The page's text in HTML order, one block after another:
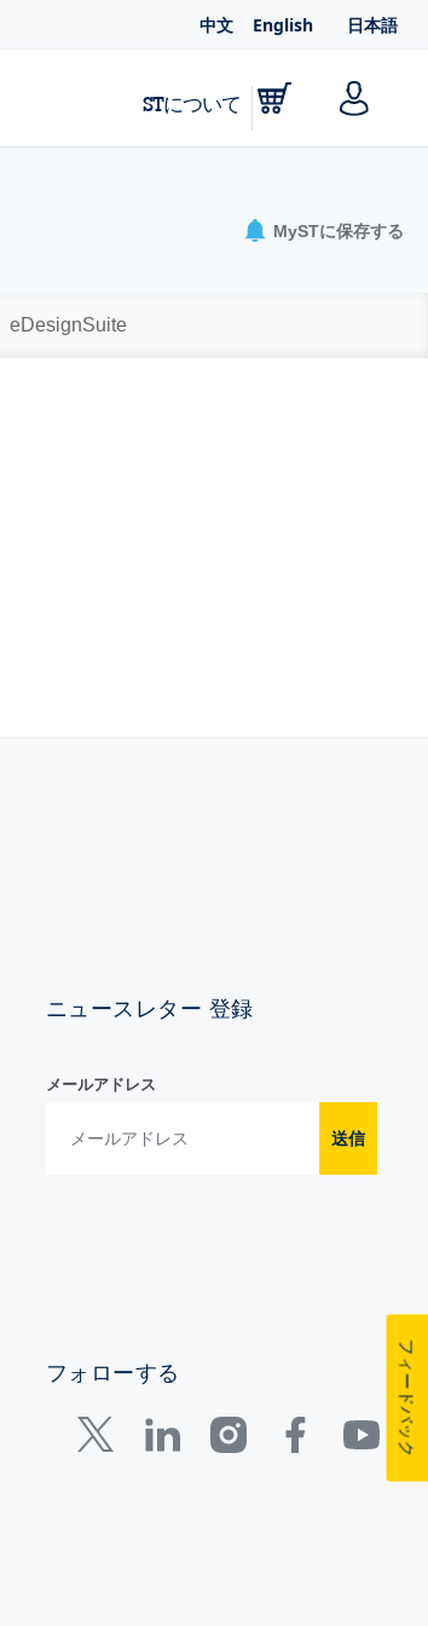
中文 English 日本語
STについて
MySTに保存する
eDesignSuite
ニュースレター 登録
メールアドレス
送信
フォローする フィードバック